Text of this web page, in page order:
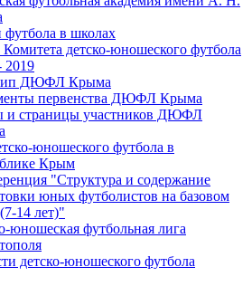
футбола в школах
детско-юношеского футбола
ДЮФЛ Крыма
первенства ДЮФЛ Крыма
и страницы участников ДЮФЛ
юношеского футбола в
Крым
"Структура и содержание
юных футболистов на базовом
14 лет)"
юношеская футбольная лига
детско-юношеского футбола